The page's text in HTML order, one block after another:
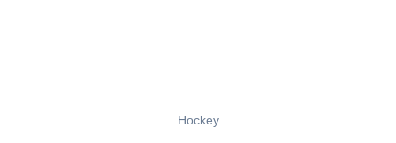
Hockey